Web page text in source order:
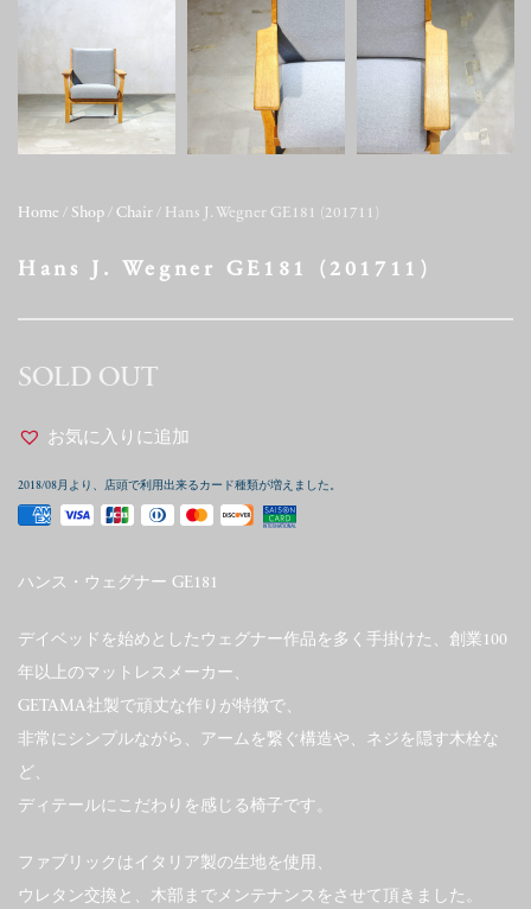
Home / Shop / Chair / Hans J. Wegner GE181 (201711)
Hans J. Wegner GE181 (201711)
SOLD OUT
お気に入りに追加
2018/08月より、店頭で利用出来るカード種類が増えました。
ハンス・ウェグナー GE181
デイベッドを始めとしたウェグナー作品を多く手掛けた、創業100
年以上のマットレスメーカー、
GETAMA社製で頑丈な作りが特徴で、
非常にシンプルながら、アームを繋ぐ構造や、ネジを隠す木栓な
ど、
ディテールにこだわりを感じる椅子です。
ファブリックはイタリア製の生地を使用、
ウレタン交換と、木部までメンテナンスをさせて頂きました。